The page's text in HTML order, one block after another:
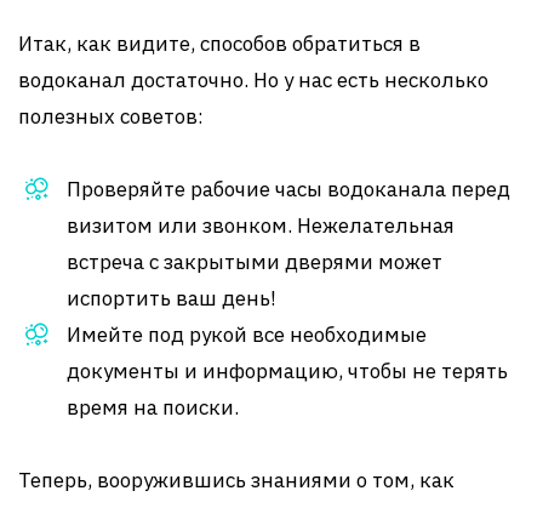
Итак, как видите, способов обратиться в
водоканал достаточно. Но у нас есть несколько
полезных советов:
Проверяйте рабочие часы водоканала перед
визитом или звонком. Нежелательная
встреча с закрытыми дверями может
испортить ваш день!
Имейте под рукой все необходимые
документы и информацию, чтобы не терять
время на поиски.
Теперь, вооружившись знаниями о том, как